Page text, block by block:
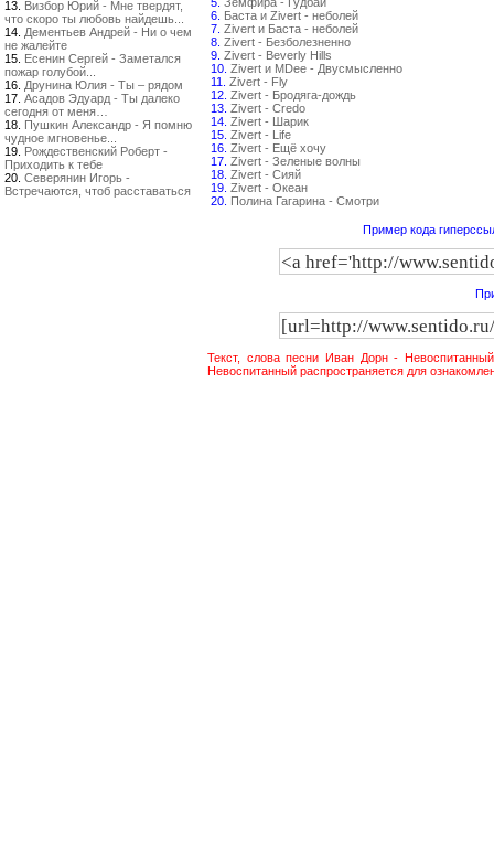
13. Визбор Юрий - Мне твердят,
что скоро ты любовь найдешь...
14. Дементьев Андрей - Ни о чем
не жалейте
15. Есенин Сергей - Заметался
пожар голубой...
16. Друнина Юлия - Ты – рядом
17. Асадов Эдуард - Ты далеко
сегодня от меня…
18. Пушкин Александр - Я помню
чудное мгновенье...
19. Рождественский Роберт -
Приходить к тебе
20. Северянин Игорь -
Встречаются, чтоб расставаться
6. Баста и Zivert - неболей
7. Zivert и Баста - неболей
8. Zivert - Безболезненно
9. Zivert - Beverly Hills
10. Zivert и MDee - Двусмысленно
11. Zivert - Fly
12. Zivert - Бродяга-дождь
13. Zivert - Credo
14. Zivert - Шарик
15. Zivert - Life
16. Zivert - Ещё хочу
17. Zivert - Зеленые волны
18. Zivert - Сияй
19. Zivert - Океан
20. Полина Гагарина - Смотри
Пример кода
Текст, слова песни Иван Дорн -
Невоспитанный распространяется для